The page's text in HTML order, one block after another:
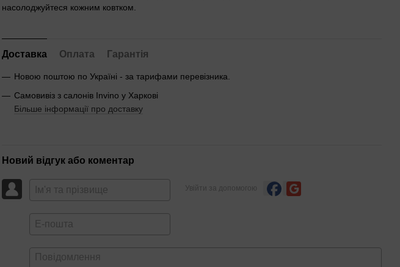
насолоджуйтеся кожним ковтком.
Доставка Оплата Гарантія
Новою поштою по Україні - за тарифами перевізника.
Самовивіз з салонів Invino у Харкові
Більше інформації про доставку
Новий відгук або коментар
Увійти за допомогою